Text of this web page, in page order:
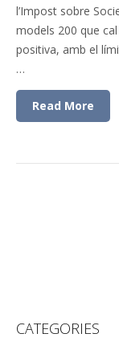
l’Impost sobre
models 200 que
positiva, amb el
…
Read More
CATEGORIES